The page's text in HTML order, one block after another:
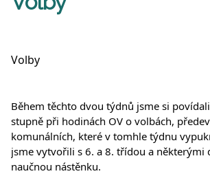
Volby
Během těchto dvou týdnů jsme si
stupně při hodinách OV o volbách,
komunálních, které v tomhle týdnu
jsme vytvořili s 6. a 8. třídou a některými
naučnou nástěnku.